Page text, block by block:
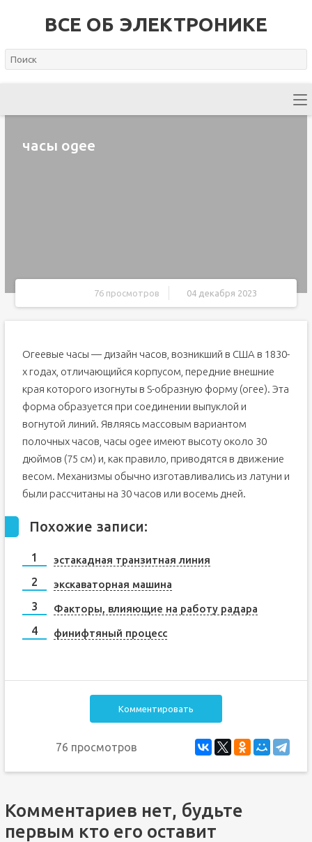
ВСЕ ОБ ЭЛЕКТРОНИКЕ
часы ogee
76 просмотров 04 декабря 2023
Огеевые часы — дизайн часов, возникший в США в 1830-
х годах, отличающийся корпусом, передние внешние
края которого изогнуты в S-образную форму (огее). Эта
форма образуется при соединении выпуклой и
вогнутой линий. Являясь массовым вариантом
полочных часов, часы ogee имеют высоту около 30
дюймов (75 см) и, как правило, приводятся в движение
весом. Механизмы обычно изготавливались из латуни и
были рассчитаны на 30 часов или восемь дней.
Похожие записи:
эстакадная транзитная линия
экскаваторная машина
Факторы, влияющие на работу радара
финифтяный процесс
Комментировать
76 просмотров
Комментариев нет, будьте
первым кто его оставит